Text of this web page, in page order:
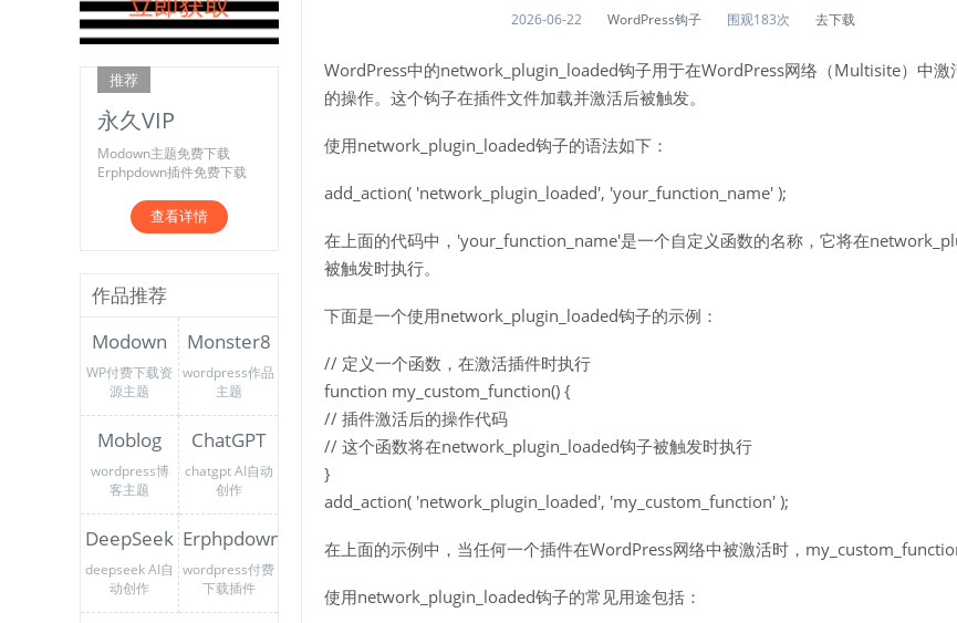
2026-06-22 WordPress钩子 围观183次 去下载
WordPress中的network_plugin_loaded钩子用于在WordPress网络（Multisite）中激
的操作。这个钩子在插件文件加载并激活后被触发。
使用network_plugin_loaded钩子的语法如下：
add_action( 'network_plugin_loaded', 'your_function_name' );
在上面的代码中，'your_function_name'是一个自定义函数的名称，它将在
被触发时执行。
下面是一个使用network_plugin_loaded钩子的示例：
// 定义一个函数，在激活插件时执行
function my_custom_function() {
// 插件激活后的操作代码
// 这个函数将在network_plugin_loaded钩子被触发时执行
}
add_action( 'network_plugin_loaded', 'my_custom_function' );
在上面的示例中，当任何一个插件在WordPress网络中被激活时，
使用network_plugin_loaded钩子的常见用途包括：
推荐
永久VIP
Modown主题免费下载
Erphpdown插件免费下载
查看详情
作品推荐
Modown
WP付费下载资
源主题
Monster8
wordpress作品
主题
Moblog
wordpress博
客主题
ChatGPT
chatgpt AI自动
创作
DeepSeek
deepseek AI自
动创作
Erphpdown
wordpress付费
下载插件